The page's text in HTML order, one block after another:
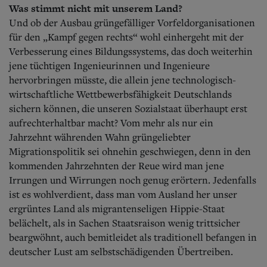
Was stimmt nicht mit unserem Land?
Und ob der Ausbau grüngefälliger Vorfeldorganisationen
für den „Kampf gegen rechts“ wohl einhergeht mit der
Verbesserung eines Bildungssystems, das doch weiterhin
jene tüchtigen Ingenieurinnen und Ingenieure
hervorbringen müsste, die allein jene technologisch-
wirtschaftliche Wettbewerbsfähigkeit Deutschlands
sichern können, die unseren Sozialstaat überhaupt erst
aufrechterhaltbar macht? Vom mehr als nur ein
Jahrzehnt währenden Wahn grüngeliebter
Migrationspolitik sei ohnehin geschwiegen, denn in den
kommenden Jahrzehnten der Reue wird man jene
Irrungen und Wirrungen noch genug erörtern. Jedenfalls
ist es wohlverdient, dass man vom Ausland her unser
ergrüntes Land als migrantenseligen Hippie-Staat
belächelt, als in Sachen Staatsraison wenig trittsicher
beargwöhnt, auch bemitleidet als traditionell befangen in
deutscher Lust am selbstschädigenden Übertreiben.